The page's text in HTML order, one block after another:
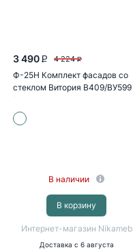
3 490 P 4 224 P
Ф-25Н Комплект фасадов со
стеклом Витория В409/ВУ599
(бетон...
В наличии
В корзину
Интернет-магазин Nikameb
Доставка с 6 августа